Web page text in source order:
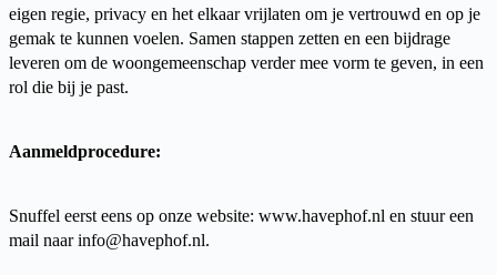
eigen regie, privacy en het elkaar vrijlaten om je vertrouwd en op je
gemak te kunnen voelen. Samen stappen zetten en een bijdrage
leveren om de woongemeenschap verder mee vorm te geven, in een
rol die bij je past.
Aanmeldprocedure:
Snuffel eerst eens op onze website: www.havephof.nl en stuur een
mail naar info@havephof.nl.